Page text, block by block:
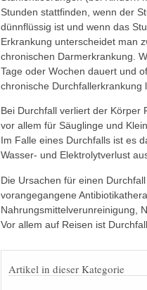
Stunden stattfinden, wenn der
dünnflüssig ist und wenn das
Erkrankung unterscheidet man
chronischen Darmerkrankung.
Tage oder Wochen dauert und
chronische
Bei Durchfall verliert der Körper
vor allem für Säuglinge und
Im Falle eines Durchfalls ist es
Wasser- und Elektrolytverlust
Die Ursachen für einen
vorangegangene
Nahrungsmittelverunreinigung,
Vor allem auf Reisen ist
Artikel in dieser Kategorie